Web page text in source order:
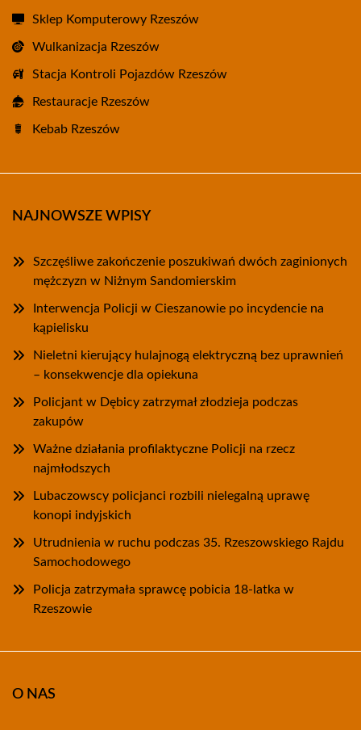
Sklep Komputerowy Rzeszów
Wulkanizacja Rzeszów
Stacja Kontroli Pojazdów Rzeszów
Restauracje Rzeszów
Kebab Rzeszów
NAJNOWSZE WPISY
Szczęśliwe zakończenie poszukiwań dwóch zaginionych
mężczyzn w Niżnym Sandomierskim
Interwencja Policji w Cieszanowie po incydencie na
kąpielisku
Nieletni kierujący hulajnogą elektryczną bez uprawnień
– konsekwencje dla opiekuna
Policjant w Dębicy zatrzymał złodzieja podczas
zakupów
Ważne działania profilaktyczne Policji na rzecz
najmłodszych
Lubaczowscy policjanci rozbili nielegalną uprawę
konopi indyjskich
Utrudnienia w ruchu podczas 35. Rzeszowskiego Rajdu
Samochodowego
Policja zatrzymała sprawcę pobicia 18-latka w
Rzeszowie
O NAS